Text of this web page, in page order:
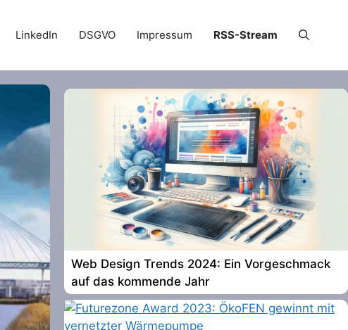
LinkedIn DSGVO Impressum RSS-Stream
Web Design Trends 2024: Ein Vorgeschmack
auf das kommende Jahr